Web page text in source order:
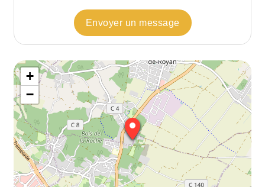
Envoyer un message
+
−